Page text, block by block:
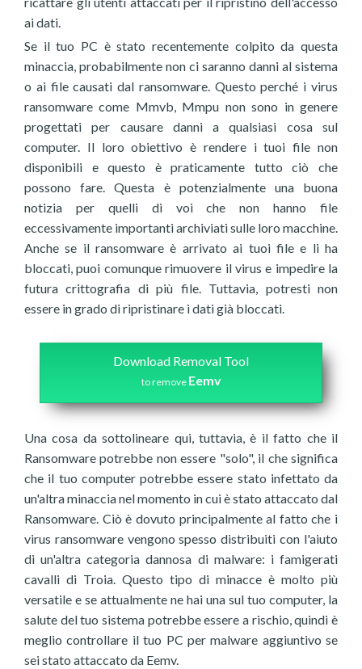
ai dati.
Se il tuo PC è stato recentemente colpito da questa
minaccia, probabilmente non ci saranno danni al sistema
o ai file causati dal ransomware. Questo perché i virus
ransomware come Mmvb, Mmpu non sono in genere
progettati per causare danni a qualsiasi cosa sul
computer. Il loro obiettivo è rendere i tuoi file non
disponibili e questo è praticamente tutto ciò che
possono fare. Questa è potenzialmente una buona
notizia per quelli di voi che non hanno file
eccessivamente importanti archiviati sulle loro macchine.
Anche se il ransomware è arrivato ai tuoi file e li ha
bloccati, puoi comunque rimuovere il virus e impedire la
futura crittografia di più file. Tuttavia, potresti non
essere in grado di ripristinare i dati già bloccati.
Download Removal Tool
to remove Eemv
Una cosa da sottolineare qui, tuttavia, è il fatto che il
Ransomware potrebbe non essere "solo", il che significa
che il tuo computer potrebbe essere stato infettato da
un'altra minaccia nel momento in cui è stato attaccato dal
Ransomware. Ciò è dovuto principalmente al fatto che i
virus ransomware vengono spesso distribuiti con l'aiuto
di un'altra categoria dannosa di malware: i famigerati
cavalli di Troia. Questo tipo di minacce è molto più
versatile e se attualmente ne hai una sul tuo computer, la
salute del tuo sistema potrebbe essere a rischio, quindi è
meglio controllare il tuo PC per malware aggiuntivo se
sei stato attaccato da Eemv.